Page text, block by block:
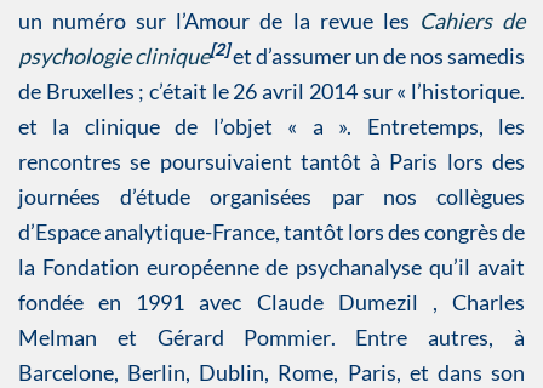
un numéro sur l’Amour de la revue les Cahiers de
psychologie clinique[2]et d’assumer un de nos samedis
de Bruxelles ; c’était le 26 avril 2014 sur « l’historique.
et la clinique de l’objet « a ». Entretemps, les
rencontres se poursuivaient tantôt à Paris lors des
journées d’étude organisées par nos collègues
d’Espace analytique-France, tantôt lors des congrès de
la Fondation européenne de psychanalyse qu’il avait
fondée en 1991 avec Claude Dumezil , Charles
Melman et Gérard Pommier. Entre autres, à
Barcelone, Berlin, Dublin, Rome, Paris, et dans son